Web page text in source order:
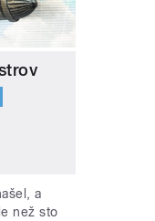
a
než sto